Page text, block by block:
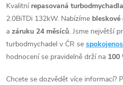
Kvalitní repasovaná turbodmychadla
2.0BiTDi 132kW. Nabízíme
a záruku 24 měsíců. Jsme největší
turbodmychadel v ČR se
hodnocení se pravidelně drží na 100
Chcete se dozvědět více informací?